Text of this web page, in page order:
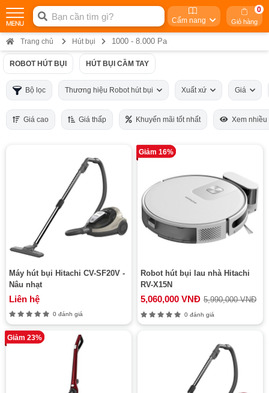
Cẩm nang Giỏ hàng
0
Trang chủ Hút bụi 1000 - 8.000 Pa
ROBOT HÚT BỤI HÚT BỤI CẦM TAY
Bộ lọc Thương hiệu Robot hút bụi Xuất xứ Giá
Giá cao Giá thấp Khuyến mãi tốt nhất Xem nhiều
Máy hút bụi Hitachi CV-SF20V -
Nâu nhạt
Liên hệ
0 đánh giá
Giảm 16%
Robot hút bụi lau nhà Hitachi
RV-X15N
5,060,000 VNĐ 5,990,000 VNĐ
0 đánh giá
Giảm 23%